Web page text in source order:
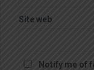
Site web
Notify me of